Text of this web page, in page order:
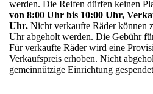
werden. Die Reifen dürfen keinen
von 8:00 Uhr bis 10:00 Uhr,
Uhr. Nicht verkaufte Räder können
Uhr abgeholt werden. Die Gebühr
Für verkaufte Räder wird eine
Verkaufspreis erhoben. Nicht
gemeinnützige Einrichtung